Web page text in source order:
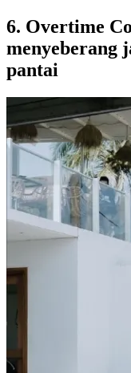
6. Overtime
menyeberang
pantai